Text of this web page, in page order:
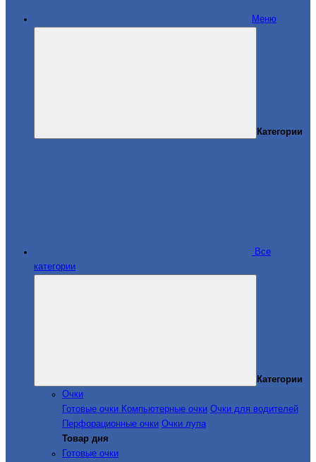
Меню
Категории
Все
категории
Категории
Очки
Готовые очки Компьютерные очки Очки для водителей
Перфорационные очки Очки лупа
Товар дня
Готовые очки